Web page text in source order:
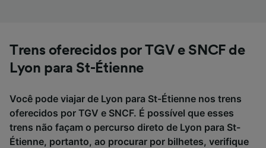
Trens oferecidos por TGV e SNCF de
Lyon para St-Étienne
Você pode viajar de Lyon para St-Étienne nos trens
oferecidos por TGV e SNCF. É possível que esses
trens não façam o percurso direto de Lyon para St-
Étienne, portanto, ao procurar por bilhetes, verifique